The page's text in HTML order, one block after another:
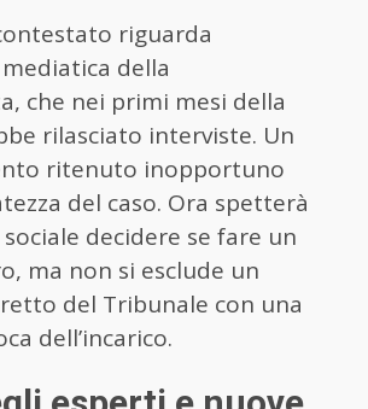
riguarda
mediatica della
che nei primi mesi della
rilasciato interviste. Un
ritenuto inopportuno
del caso. Ora spetterà
sociale decidere se fare un
ma non si esclude un
del Tribunale con una
dell’incarico.